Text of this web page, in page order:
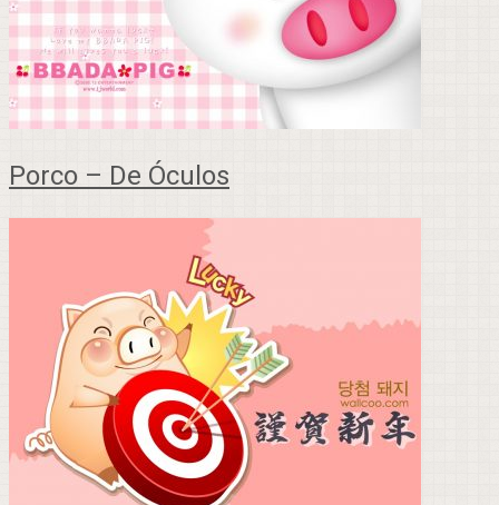
Porco – De Óculos